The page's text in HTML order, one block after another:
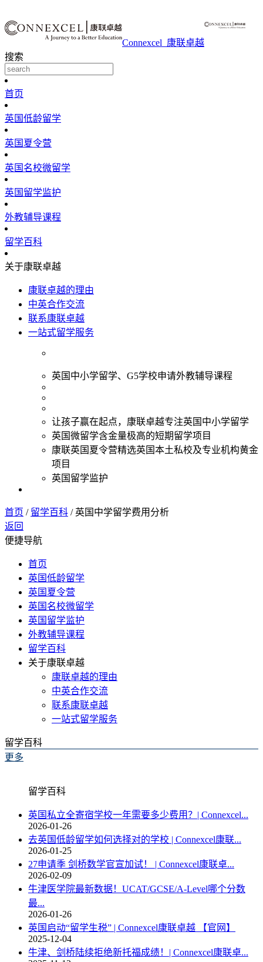
Connexcel_康联卓越
搜索
首页
英国低龄留学
英国夏令营
英国名校微留学
英国留学监护
外教辅导课程
留学百科
关于康联卓越
康联卓越的理由
中英合作交流
联系康联卓越
一站式留学服务
英国中小学留学、G5学校申请外教辅导课程
让孩子赢在起点，康联卓越专注英国中小学留学
英国微留学含金量极高的短期留学项目
康联英国夏令营精选英国本土私校及专业机构黄金
项目
英国留学监护
首页 / 留学百科 / 英国中学留学费用分析
返回
便捷导航
首页
英国低龄留学
英国夏令营
英国名校微留学
英国留学监护
外教辅导课程
留学百科
关于康联卓越
康联卓越的理由
中英合作交流
联系康联卓越
一站式留学服务
留学百科
更多
留学百科
英国私立全寄宿学校一年需要多少费用？| Connexcel...
2026-01-26
去英国低龄留学如何选择对的学校 | Connexcel康联...
2026-01-25
27申请季 剑桥数学官宣加试！ | Connexcel康联卓...
2026-02-09
牛津医学院最新数据！UCAT/GCSE/A-Level哪个分数
最...
2026-01-26
英国启动“留学生税” | Connexcel康联卓越 【官网】
2025-12-04
牛津、剑桥陆续拒绝新托福成绩！| Connexcel康联卓...